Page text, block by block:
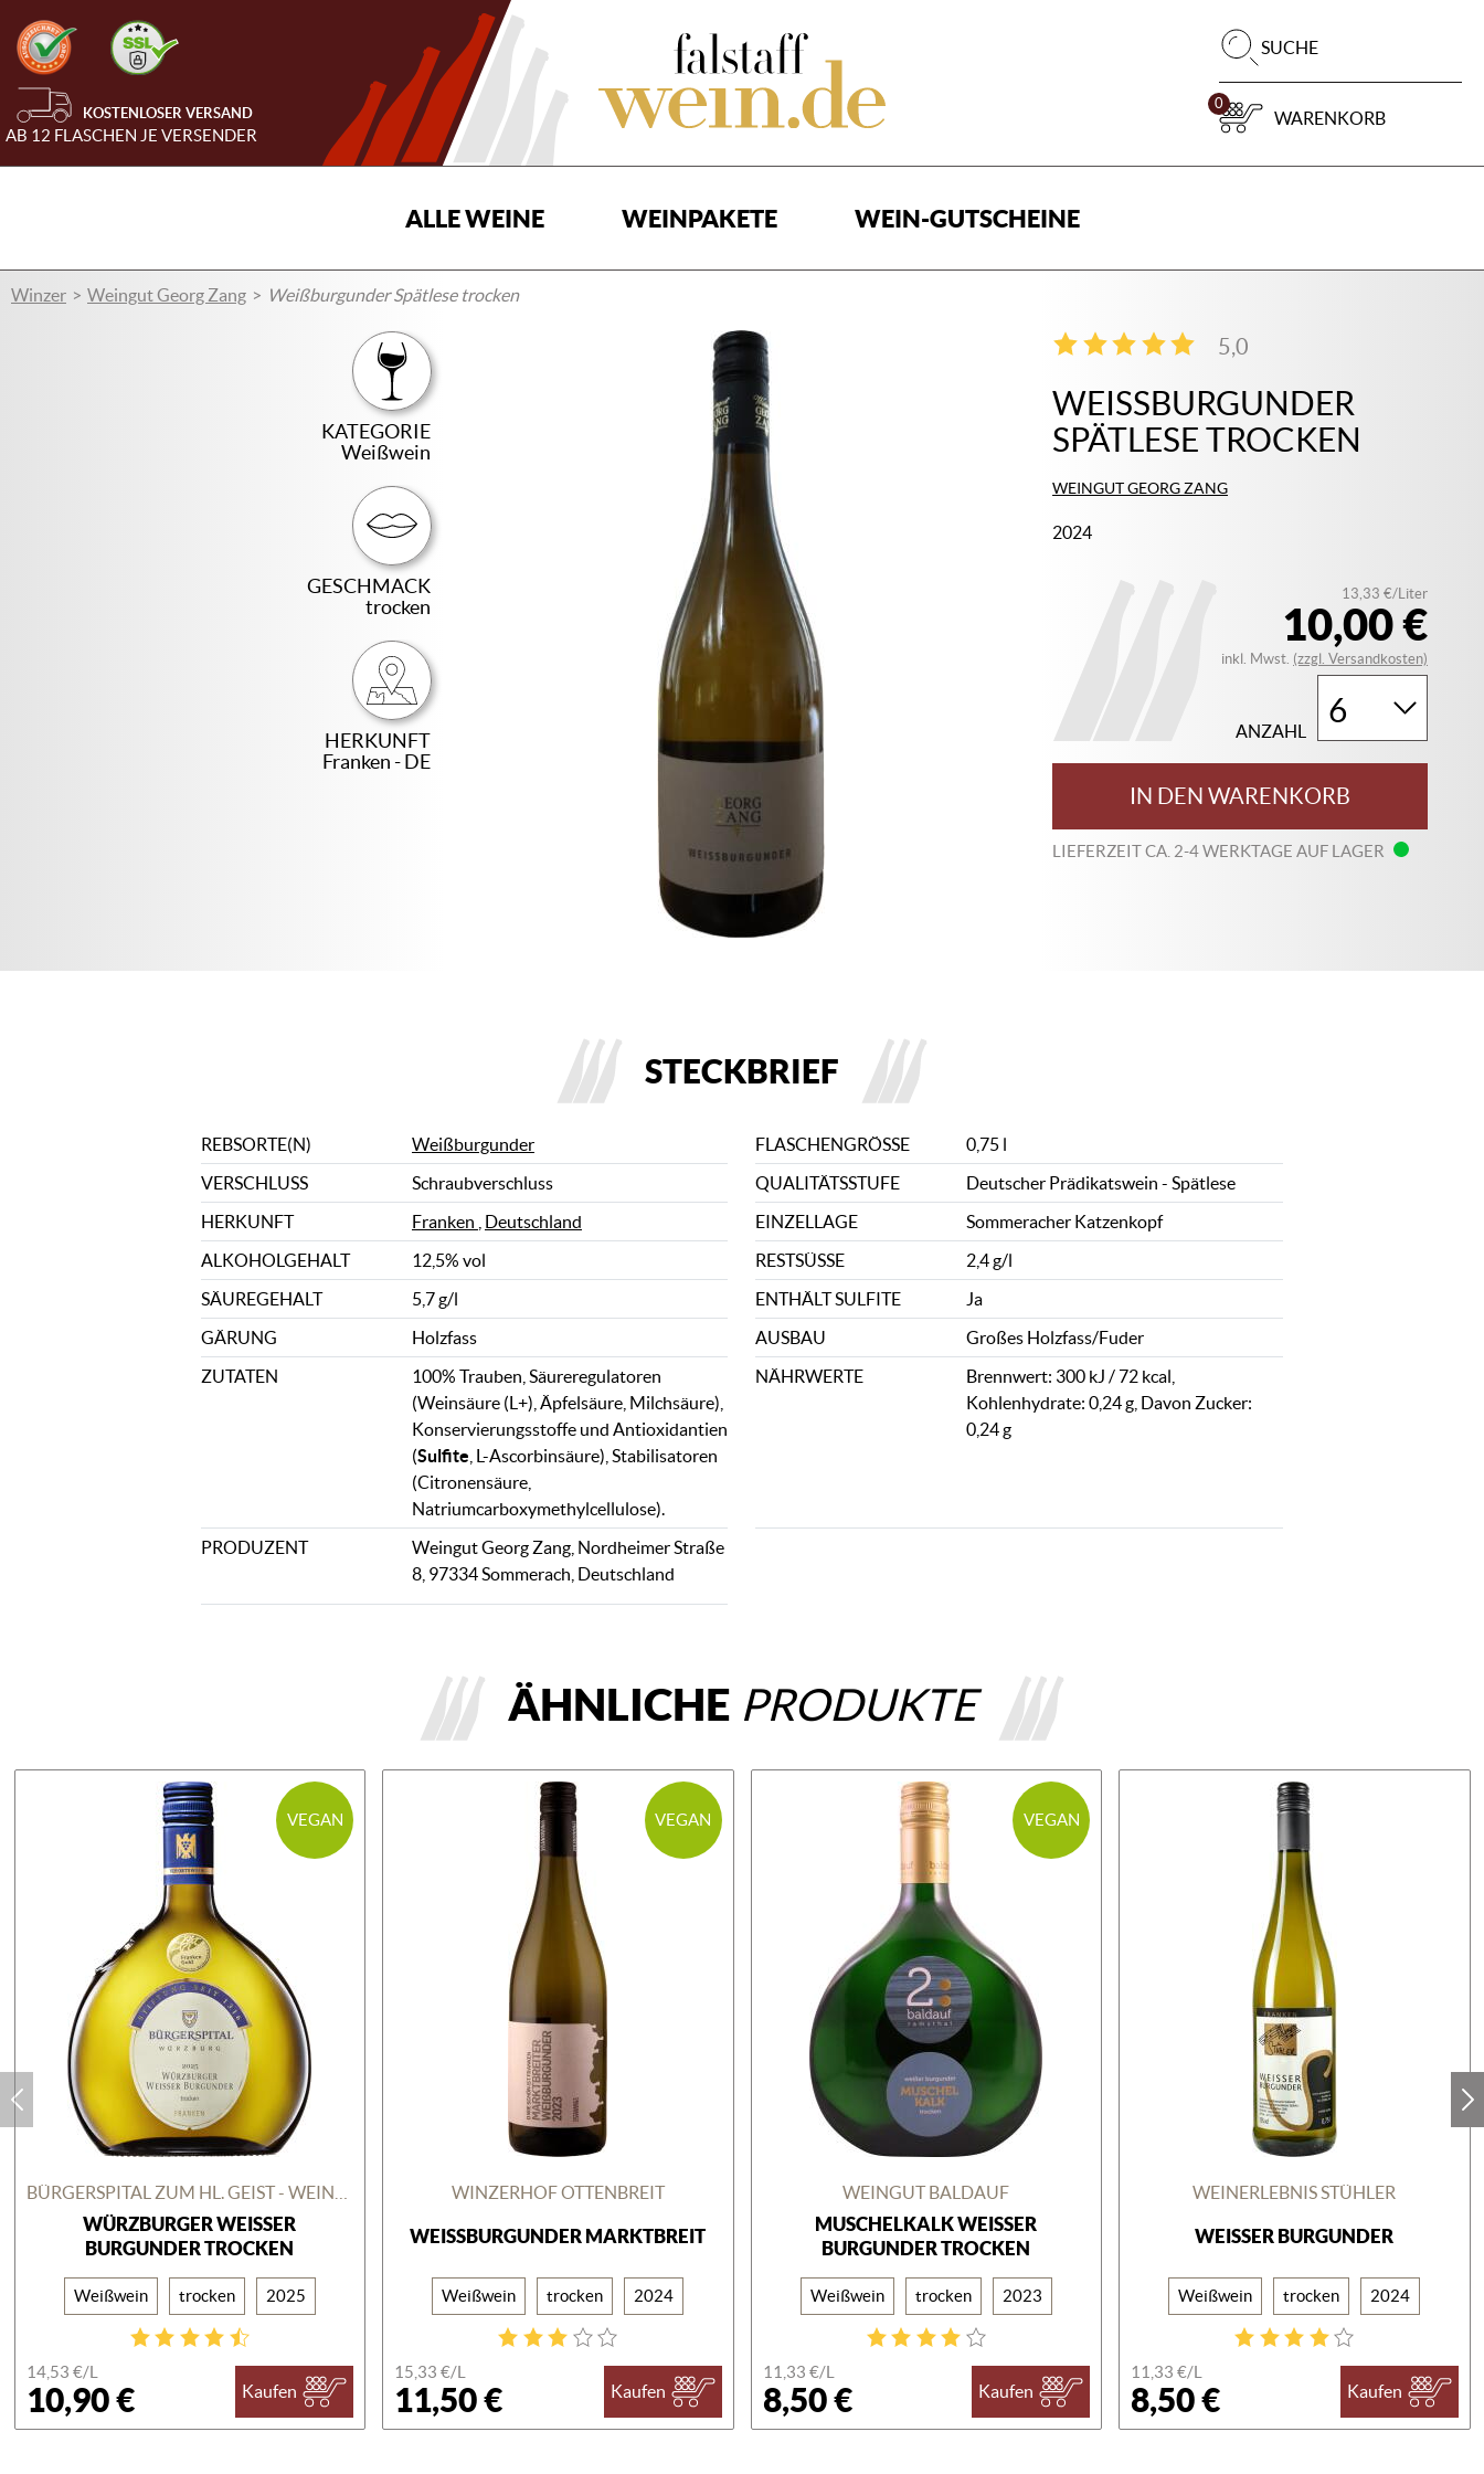
KOSTENLOSER VERSAND
AB 12 FLASCHEN JE VERSENDER
SUCHE
0
WARENKORB
ALLE WEINE WEINPAKETE WEIN-GUTSCHEINE
Winzer Weingut Georg Zang Weißburgunder Spätlese trocken
KATEGORIE
Weißwein
GESCHMACK
trocken
HERKUNFT
Franken - DE
WEISSBURGUNDER S
PÄTLESE TROCKEN
WEINGUT GEORG ZANG
2024
5,0
2
10,00 €
13,33 €/Liter
inkl. Mwst. (zzgl. Versandkosten)
ANZAHL
IN DEN WARENKORB
LIEFERZEIT CA. 2-4 WERKTAGE AUF LAGER
STECKBRIEF
REBSORTE(N) Weißburgunder FLASCHENGRÖSSE
0,75 l
VERSCHLUSS
Schraubverschluss QUALITÄTSSTUFE
Deutscher Prädikatswein - Spätlese
HERKUNFT
Franken Deutschland EINZELLAGE
Sommeracher Katzenkopf
ALKOHOLGEHALT
12,5% vol RESTSÜSSE
2,4 g/l
SÄUREGEHALT
5,7 g/l ENTHÄLT SULFITE
Ja
GÄRUNG
Holzfass AUSBAU
Großes Holzfass/Fuder
ZUTATEN
100% Trauben, Säureregulatoren
(Weinsäure (L+), Äpfelsäure, Milchsäure),
Konservierungsstoffe und Antioxidantien
(Sulfite , L-Ascorbinsäure), Stabilisatoren
(Citronensäure,
Natriumcarboxymethylcellulose).
NÄHRWERTE
Brennwert: 300 kJ / 72 kcal,
Kohlenhydrate: 0,24 g, Davon Zucker:
0,24 g
PRODUZENT
Weingut Georg Zang, Nordheimer Straße
8, 97334 Sommerach, Deutschland
ÄHNLICHE PRODUKTE
VEGAN
WÜRZBURGER WEISSER B
URGUNDER TROCKEN
Weißwein trocken 2025
14,53 €/L
10,90 € Kaufen
VEGAN
WINZERHOF OTTENBREIT
WEISSBURGUNDER MARKTBREIT
Weißwein trocken 2024
15,33 €/L
11,50 € Kaufen
VEGAN
WEINGUT BALDAUF
MUSCHELKALK WEISSER B
URGUNDER TROCKEN
Weißwein trocken 2023
11,33 €/L
8,50 € Kaufen
WEINERLEBNIS STÜHLER
WEISSER BURGUNDER
Weißwein trocken 2024
11,33 €/L
8,50 € Kaufen